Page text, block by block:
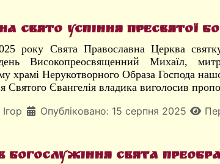
свято Успіння Пресвятої
року Свята Православна Церква
Високопреосвященний Михаїл,
храмі Нерукотворного Образа Господа
Святого Євангелія владика виголосив
Опубліковано: 15 серпня 2025
свята